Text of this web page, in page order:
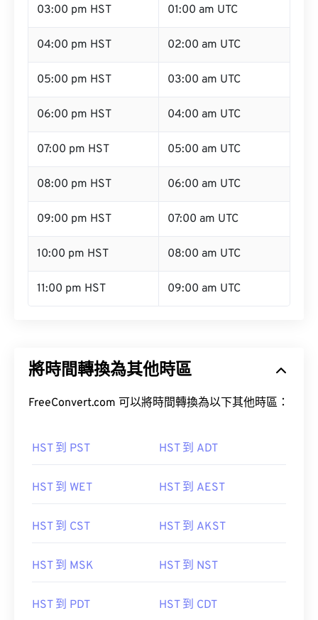
03:00 pm HST 01:00 am UTC
04:00 pm HST 02:00 am UTC
05:00 pm HST 03:00 am UTC
06:00 pm HST 04:00 am UTC
07:00 pm HST 05:00 am UTC
08:00 pm HST 06:00 am UTC
09:00 pm HST 07:00 am UTC
10:00 pm HST 08:00 am UTC
11:00 pm HST 09:00 am UTC
將時間轉換為其他時區
FreeConvert.com 可以將時間轉換為以下其他時區：
HST 到 PST HST 到 ADT
HST 到 WET HST 到 AEST
HST 到 CST HST 到 AKST
HST 到 MSK HST 到 NST
HST 到 PDT HST 到 CDT